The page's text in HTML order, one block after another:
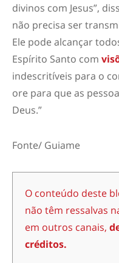
divinos com Jesus”,
não precisa ser
Ele pode alcançar
Espírito Santo com
indescritíveis para o
ore para que as
Deus.”
Fonte/ Guiame
O conteúdo deste
não têm ressalvas
em outros canais,
créditos.